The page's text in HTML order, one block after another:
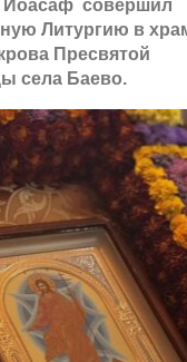
Иоасаф совершил
Литургию в
Пресвятой
села Баево.